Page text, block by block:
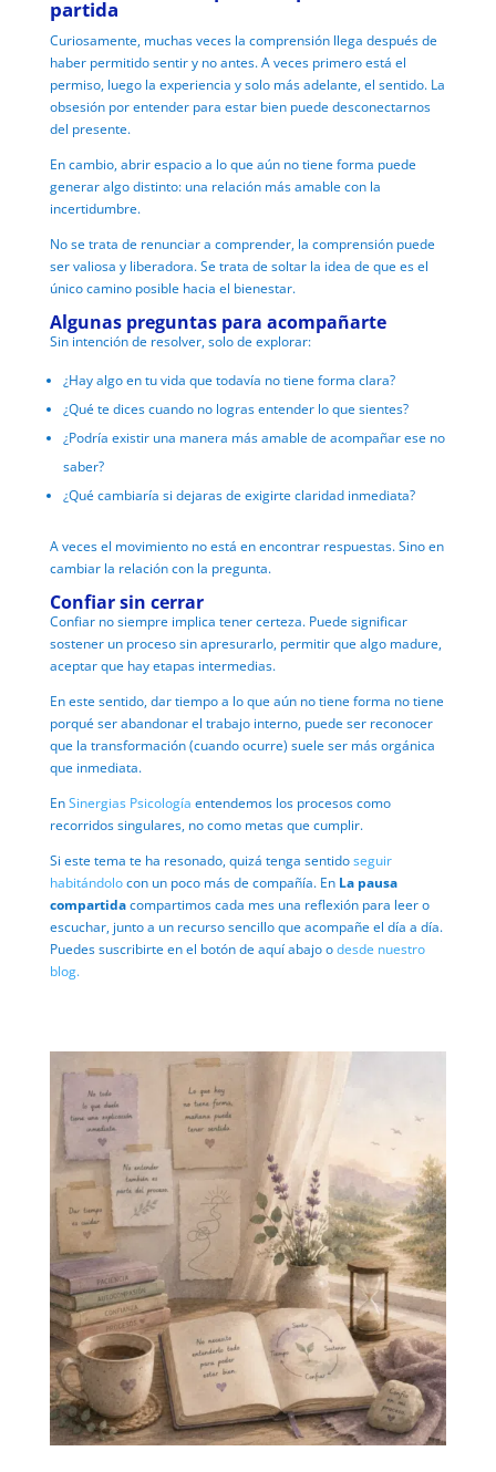
partida
Curiosamente, muchas veces la comprensión llega después de
haber permitido sentir y no antes.A veces primero está el
permiso, luego la experiencia ysolo más adelante, el sentido. La
obsesión por entender para estar bien puede desconectarnos
del presente.
En cambio, abrir espacio a lo que aún no tiene forma puede
generar algo distinto: una relación más amable con la
incertidumbre.
No se trata de renunciar a comprender, la comprensión puede
ser valiosa y liberadora.Se trata de soltar la idea de que es el
único camino posible hacia el bienestar.
Algunas preguntas para acompañarte
Sin intención de resolver, solo de explorar:
¿Hay algo en tu vida que todavía no tiene forma clara?
¿Qué te dices cuando no logras entender lo que sientes?
¿Podría existir una manera más amable de acompañar ese no
saber?
¿Qué cambiaría si dejaras de exigirte claridad inmediata?
A veces el movimiento no está en encontrar respuestas.Sino en
cambiar la relación con la pregunta.
Confiar sin cerrar
Confiar no siempre implica tener certeza. Puede significar
sostener un proceso sin apresurarlo, permitir que algo madure,
aceptar que hay etapas intermedias.
En este sentido, dar tiempo a lo que aún no tiene forma no tiene
porqué ser abandonar el trabajo interno, puede serreconocer
que la transformación (cuando ocurre) suele ser más orgánica
que inmediata.
EnSinergias Psicología entendemos los procesos como
recorridos singulares, no como metas que cumplir.
Si este tema te ha resonado, quizá tenga sentidoseguir
habitándolocon un poco más de compañía. En La pausa
compartidacompartimos cada mes una reflexión para leer o
escuchar, junto a un recurso sencillo que acompañe el día a día.
Puedes suscribirte en el botón de aquí abajo odesde nuestro
blog.